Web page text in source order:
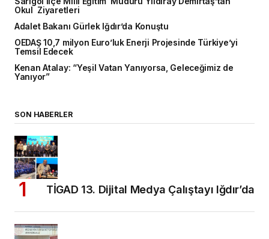
Okul Ziyaretleri
Adalet Bakanı Gürlek Iğdır’da Konuştu
OEDAŞ 10,7 milyon Euro’luk Enerji Projesinde Türkiye’yi
Temsil Edecek
Kenan Atalay: “Yeşil Vatan Yanıyorsa, Geleceğimiz de
Yanıyor”
SON HABERLER
TİGAD 13. Dijital Medya Çalıştayı Iğdır’da